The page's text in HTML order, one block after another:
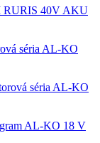
RURIS 40V AKU
AL-KO
AL-KO
AL-KO 18 V